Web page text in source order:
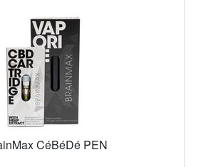
CéBéDé PEN